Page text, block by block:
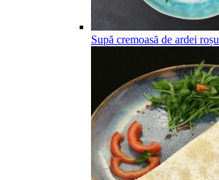
Supă cremoasă de ardei roșu